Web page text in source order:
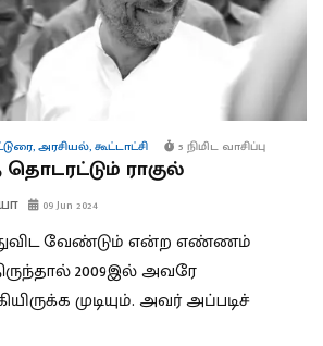
,அரசியல்,கூட்டாட்சி 5 நிமிட வாசிப்பு
தொடரட்டும் ராகுல்
09 Jun 2024
வேண்டும் என்ற எண்ணம்
2009இல் அவரே
முடியும். அவர் அப்படிச்